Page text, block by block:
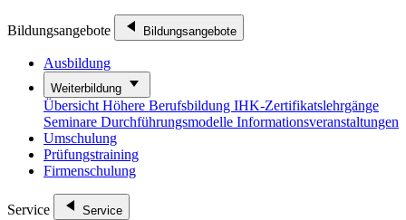
Bildungsangebote Bildungsangebote
Ausbildung
Weiterbildung
Übersicht Höhere Berufsbildung IHK-Zertifikatslehrgänge
Seminare Durchführungsmodelle Informationsveranstaltungen
Umschulung
Prüfungstraining
Firmenschulung
Service Service